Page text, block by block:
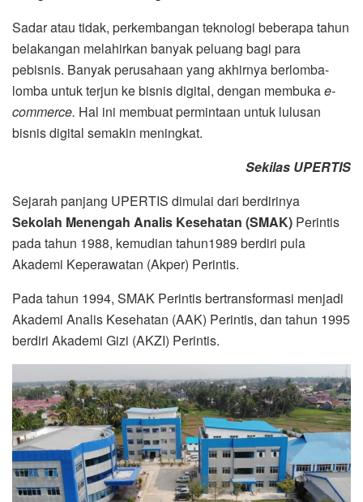
Sadar atau tidak, perkembangan teknologi beberapa tahun
belakangan melahirkan banyak peluang bagi para
pebisnis. Banyak perusahaan yang akhirnya berlomba-
lomba untuk terjun ke bisnis digital, dengan membukae-
commerce. Hal ini membuat permintaan untuk lulusan
bisnis digital semakin meningkat.
Sekilas UPERTIS
Sejarah panjang UPERTIS dimulai dari berdirinya
Sekolah Menengah Analis Kesehatan (SMAK) Perintis
pada tahun 1988, kemudian tahun1989 berdiri pula
Akademi Keperawatan (Akper) Perintis.
Pada tahun 1994, SMAK Perintis bertransformasi menjadi
Akademi Analis Kesehatan (AAK) Perintis, dan tahun 1995
berdiri Akademi Gizi (AKZI) Perintis.